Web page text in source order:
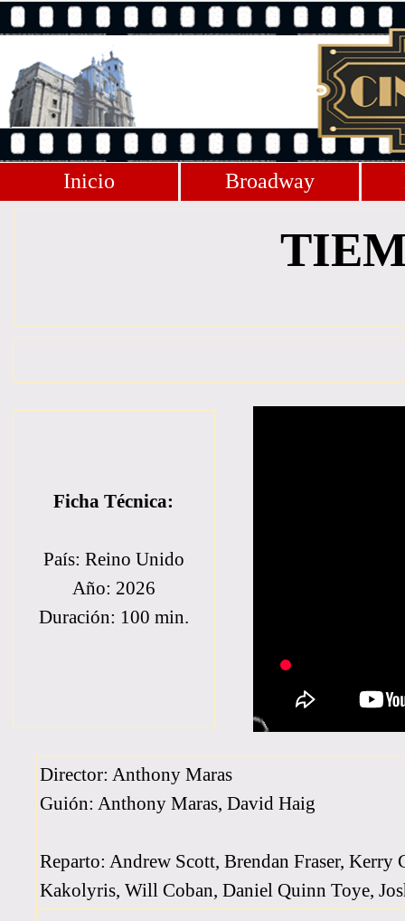
Inicio Broadway
Ficha Técnica:
País: Reino Unido
Año: 2026
Duración: 100 min.
Director: Anthony Maras
Guión: Anthony Maras, David Haig
Reparto: Andrew Scott, Brendan Fraser,
Kakolyris, Will Coban, Daniel Quinn Toye,